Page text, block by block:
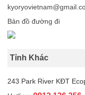
Bản đồ đường đi
Tỉnh Khác
243 Park River KĐT